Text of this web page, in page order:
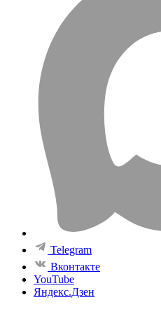
Telegram
Вконтакте
YouTube
Яндекс.Дзен